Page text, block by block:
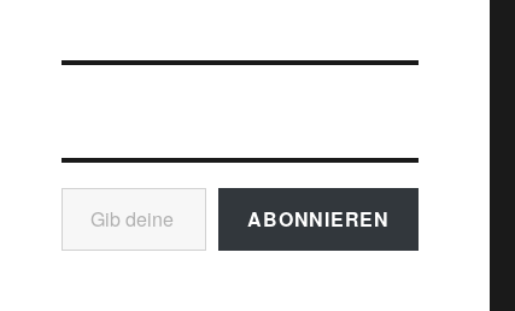
Gib deine E-Mail-Adresse ein ...
ABONNIEREN